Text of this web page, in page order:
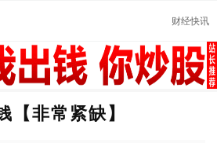
财经快讯
【非常紧缺】